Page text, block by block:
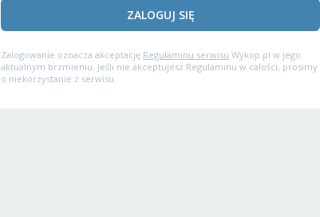
ZALOGUJ SIĘ
Zalogowanie oznacza akceptację Regulaminu serwisu Wykop.pl w jego
aktualnym brzmieniu. Jeśli nie akceptujesz Regulaminu w całości, prosimy
o niekorzystanie z serwisu.